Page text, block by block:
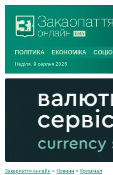
ПОЛІТИКА ЕКОНОМІКА СОЦІО
Неділя, 9 серпня 2026
Закарпаття онлайн » Новини » Кримінал